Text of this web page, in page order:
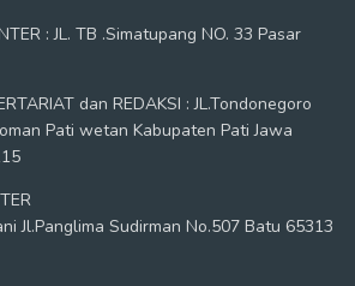
: JL. TB .Simatupang NO. 33 Pasar
dan REDAKSI : JL.Tondonegoro
Pati wetan Kabupaten Pati Jawa
Jl.Panglima Sudirman No.507 Batu 65313